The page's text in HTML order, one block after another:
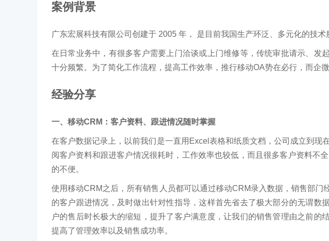
案例背景
广东宏展科技有限公司创建于 2005 年， 是目前我国生产环泛、多元化的技术
在日常业务中，有很多客户需要上门洽谈或上门维修等，传统审批请示、发
十分频繁。为了简化工作流程，提高工作效率，推行移动OA势在必行，而企
经验分享
一、移动CRM：客户资料、跟进情况随时掌握
在客户数据记录上，以前我们是一直用Excel表格和纸质文档，公司成立到现
阅客户资料和跟进客户情况很耗时，工作效率也较低，而且很多客户资料不
的不便。
使用移动CRM之后，所有销售人员都可以通过移动CRM录入数据，销售部门
的客户跟进情况，及时做出针对性指导，这样首先省去了极大部分的无谓数
户的售后时长极大的缩短，提升了客户满意度，让我们的销售管理由之前的
提高了管理效率以及销售成功率。